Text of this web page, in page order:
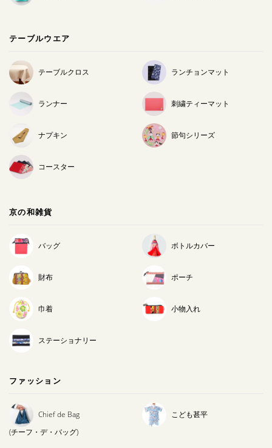
テーブルウエア
テーブルクロス ランチョンマット
ランナー 刺繍ティーマット
ナプキン 節句シリーズ
コースター
京の和雑貨
バッグ ボトルカバー
財布 ポーチ
巾着 小物入れ
ステーショナリー
ファッション
Chief de Bag
(チーフ・デ・バッグ)
こども甚平